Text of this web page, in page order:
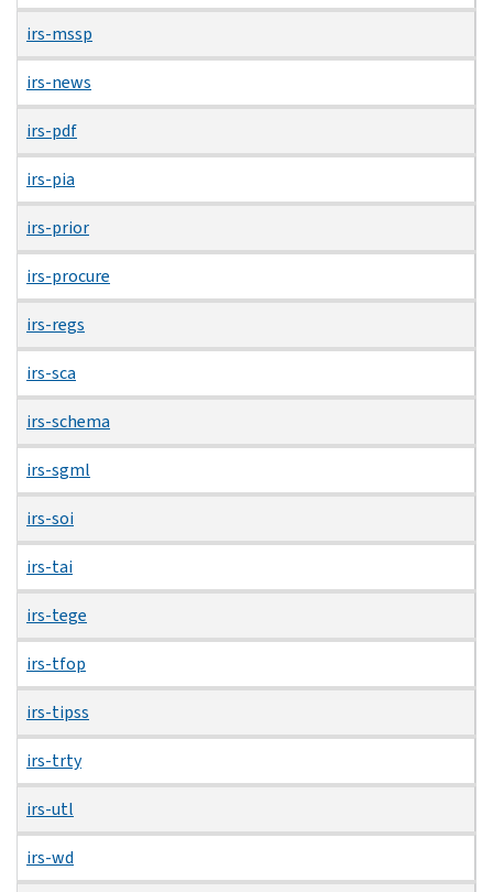
irs-mssp
irs-news
irs-pdf
irs-pia
irs-prior
irs-procure
irs-regs
irs-sca
irs-schema
irs-sgml
irs-soi
irs-tai
irs-tege
irs-tfop
irs-tipss
irs-trty
irs-utl
irs-wd